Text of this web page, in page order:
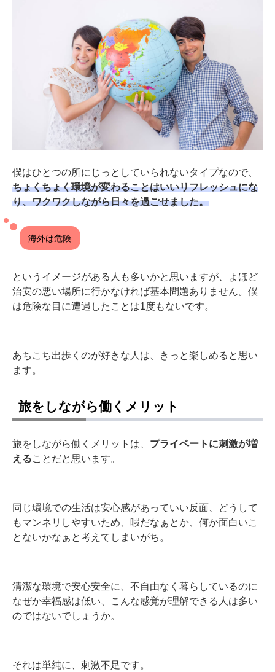
僕はひとつの所にじっとしていられないタイプなので、
ちょくちょく環境が変わることはいいリフレッシュにな
り、ワクワクしながら日々を過ごせました。
海外は危険
というイメージがある人も多いかと思いますが、よほど
治安の悪い場所に行かなければ基本問題ありません。僕
は危険な目に遭遇したことは1度もないです。
あちこち出歩くのが好きな人は、きっと楽しめると思い
ます。
旅をしながら働くメリット
旅をしながら働くメリットは、 プライベートに刺激が増
える ことだと思います。
同じ環境での生活は安心感があっていい反面、どうして
もマンネリしやすいため、暇だなぁとか、何か面白いこ
とないかなぁと考えてしまいがち。
清潔な環境で安心安全に、不自由なく暮らしているのに
なぜか幸福感は低い、こんな感覚が理解できる人は多い
のではないでしょうか。
それは単純に、刺激不足です。